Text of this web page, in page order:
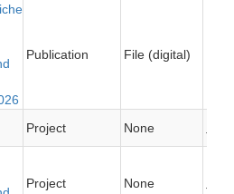
Publication File (digital)
Project None
Project None